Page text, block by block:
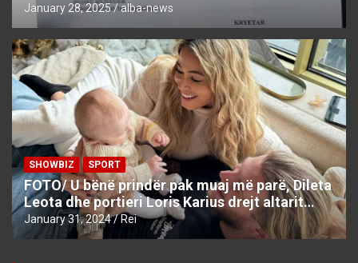
January 28, 2025 alba-news
SHOWBIZ SPORT
FOTO/ U bënë prindër pak muaj më parë, Dileta
Leota dhe portieri Loris Karius drejt altarit…
January 31, 2024 Rei